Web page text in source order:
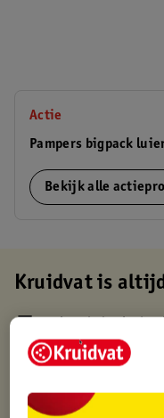
Actie
Pampers bigpack
Bekijk alle
Kruidvat is
Op werkdagen voor
Gratis thuisbezorgd
Gratis punten met je